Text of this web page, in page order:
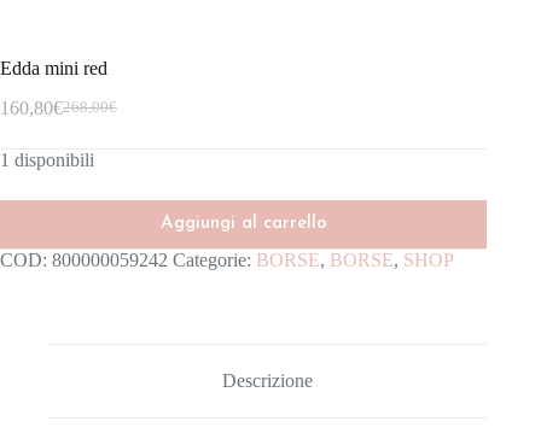
Edda mini red
268,00€
160,80€
1 disponibili
Aggiungi al carrello
COD: 800000059242 Categorie: BORSE, BORSE, SHOP
Descrizione